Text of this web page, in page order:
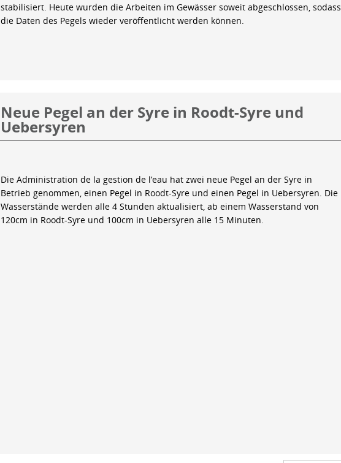
stabilisiert. Heute wurden die Arbeiten im Gewässer soweit abgeschlossen, sodass
die Daten des Pegels wieder veröffentlicht werden können.
Neue Pegel an der Syre in Roodt-Syre und
Uebersyren
Die Administration de la gestion de l’eau hat zwei neue Pegel an der Syre in
Betrieb genommen, einen Pegel in Roodt-Syre und einen Pegel in Uebersyren. Die
Wasserstände werden alle 4 Stunden aktualisiert, ab einem Wasserstand von
120cm in Roodt-Syre und 100cm in Uebersyren alle 15 Minuten.